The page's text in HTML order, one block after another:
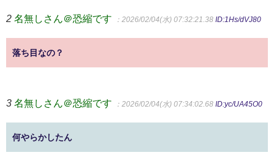
2 名無しさん＠恐縮です ：2026/02/04(水) 07:32:21.38 ID:1Hs/dVJ80
落ち目なの？
3 名無しさん＠恐縮です ：2026/02/04(水) 07:34:02.68 ID:yc/UA45O0
何やらかしたん